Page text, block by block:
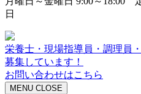
日
栄養士・現場指導員・調理員
募集しています！
お問い合わせはこちら
MENU CLOSE